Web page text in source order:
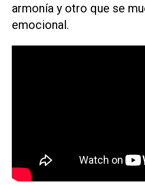
armonía y otro que se
emocional.